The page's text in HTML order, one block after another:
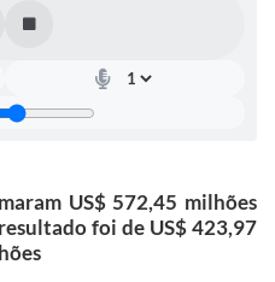
US$ 572,45 milhões
foi de US$ 423,97